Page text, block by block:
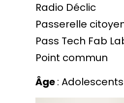
Radio Déclic
Passerelle
Pass Tech Fab
Point commun
Âge: